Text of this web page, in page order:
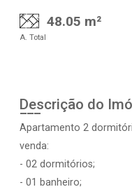
48.05 m²
A. Total
Descrição do
Apartamento 2
venda:
- 02 dormitórios;
- 01 banheiro;